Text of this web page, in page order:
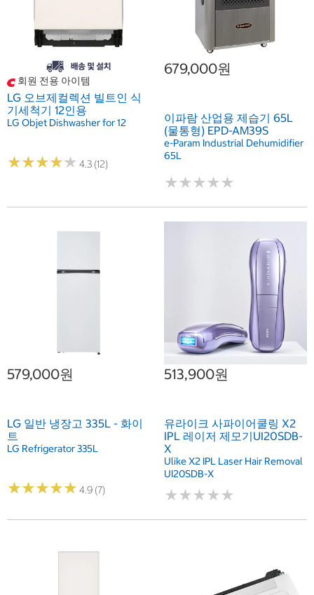
회원 전용 아이템
LG 오브제컬렉션 빌트인 식
기세척기 12인용
LG Objet Dishwasher for 12
★★★★★
★★★★★ 4.3 (12)
679,000원
이파람 산업용 제습기 65L
(물통형) EPD-AM39S
e-Param Industrial Dehumidifier
65L
★★★★★
★★★★★
579,000원
LG 일반 냉장고 335L - 화이
트
LG Refrigerator 335L
★★★★★
★★★★★ 4.9 (7)
513,900원
유라이크 사파이어쿨링 X2
IPL 레이저 제모기UI20SDB-
X
Ulike X2 IPL Laser Hair Removal
UI20SDB-X
★★★★★
★★★★★